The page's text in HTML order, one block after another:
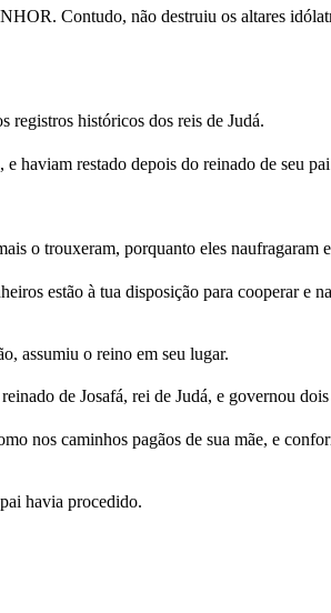
Contudo, não destruiu os altares
registros históricos dos reis de Judá.
haviam restado depois do reinado de seu
o trouxeram, porquanto eles naufragaram
estão à tua disposição para cooperar e
assumiu o reino em seu lugar.
de Josafá, rei de Judá, e governou dois
nos caminhos pagãos de sua mãe, e
havia procedido.